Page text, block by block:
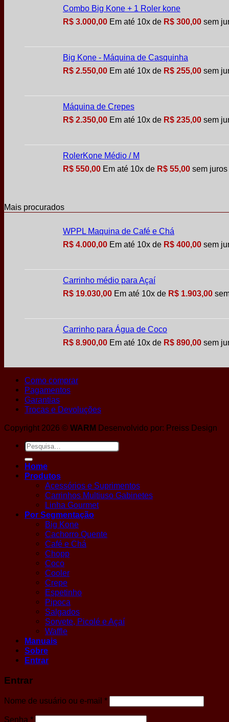
Combo Big Kone + 1 Roler kone
R$ 3.000,00 Em até 10x de R$ 300,00 sem
Big Kone - Máquina de Casquinha
R$ 2.550,00 Em até 10x de R$ 255,00 sem
Máquina de Crepes
R$ 2.350,00 Em até 10x de R$ 235,00 sem
RolerKone Médio / M
R$ 550,00 Em até 10x de R$ 55,00 sem juros
Mais procurados
WPPL Maquina de Café e Chá
R$ 4.000,00 Em até 10x de R$ 400,00 sem
Carrinho médio para Açaí
R$ 19.030,00 Em até 10x de R$ 1.903,00
Carrinho para Água de Coco
R$ 8.900,00 Em até 10x de R$ 890,00 sem
Como comprar
Pagamentos
Garantias
Trocas e Devoluções
Copyright 2026 © WARM Desenvolvido por: Preiss Design
Pesquisar
por:
Home
Produtos
Acessórios e Suprimentos
Carrinhos Multiuso Gabinetes
Linha Gourmet
Por Segmentação
Big Kone
Cachorro Quente
Café e Chá
Chopp
Coco
Cooler
Crepe
Espetinho
Pipoca
Salgados
Sorvete, Picolé e Açaí
Waffle
Manuais
Sobre
Entrar
Entrar
Nome de usuário ou e-mail *Obrigatório
Senha *Obrigatório